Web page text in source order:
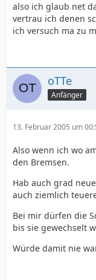
also ich glaub net
vertrau ich denen
ich versuch ma zu
oTTe
Anfänger
13. Februar 2005 um
Also wenn ich wo
den Bremsen.
Hab auch grad
auch ziemlich
Bei mir dürfen die
bis sie gewechselt
Würde damit nie